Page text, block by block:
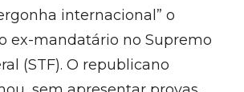
internacional” o
ex-mandatário no Supremo
(STF). O republicano